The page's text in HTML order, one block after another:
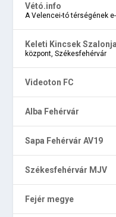
Vétó.info
A Velencei-tó térségének
Keleti Kincsek Szalonja
központ, Székesfehérvár
Videoton FC
Alba Fehérvár
Sapa Fehérvár AV19
Székesfehérvár MJV
Fejér megye